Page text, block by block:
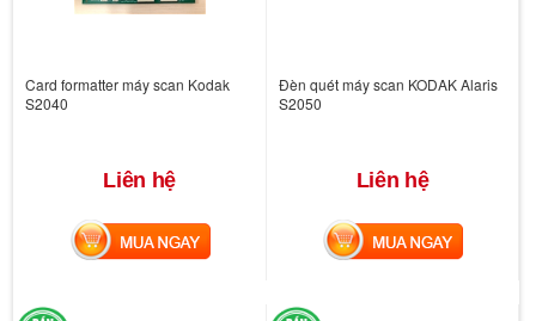
Card formatter máy scan Kodak
S2040
Liên hệ
MUA NGAY
Đèn quét máy scan KODAK Alaris
S2050
Liên hệ
MUA NGAY